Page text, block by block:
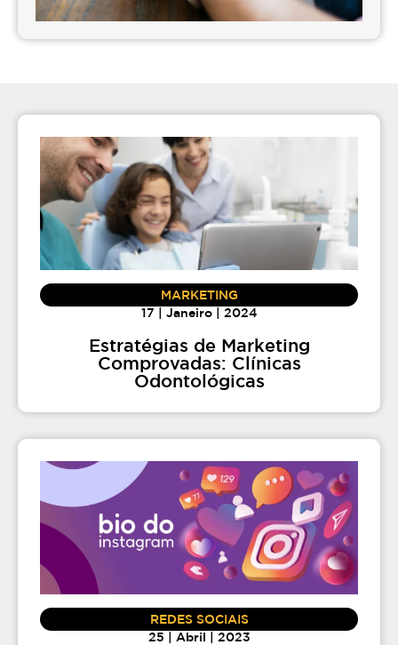
MARKETING
17 | Janeiro | 2024
Estratégias de Marketing
Comprovadas: Clínicas
Odontológicas
REDES SOCIAIS
25 | Abril | 2023